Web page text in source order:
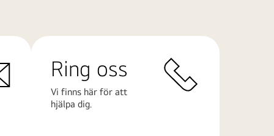
Ring oss
Vi finns här för att
hjälpa dig.